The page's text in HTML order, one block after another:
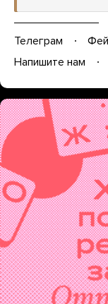
Телеграм
Напишите нам